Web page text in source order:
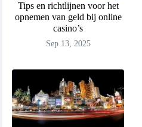
Tips en richtlijnen voor het
opnemen van geld bij online
casino’s
Sep 13, 2025